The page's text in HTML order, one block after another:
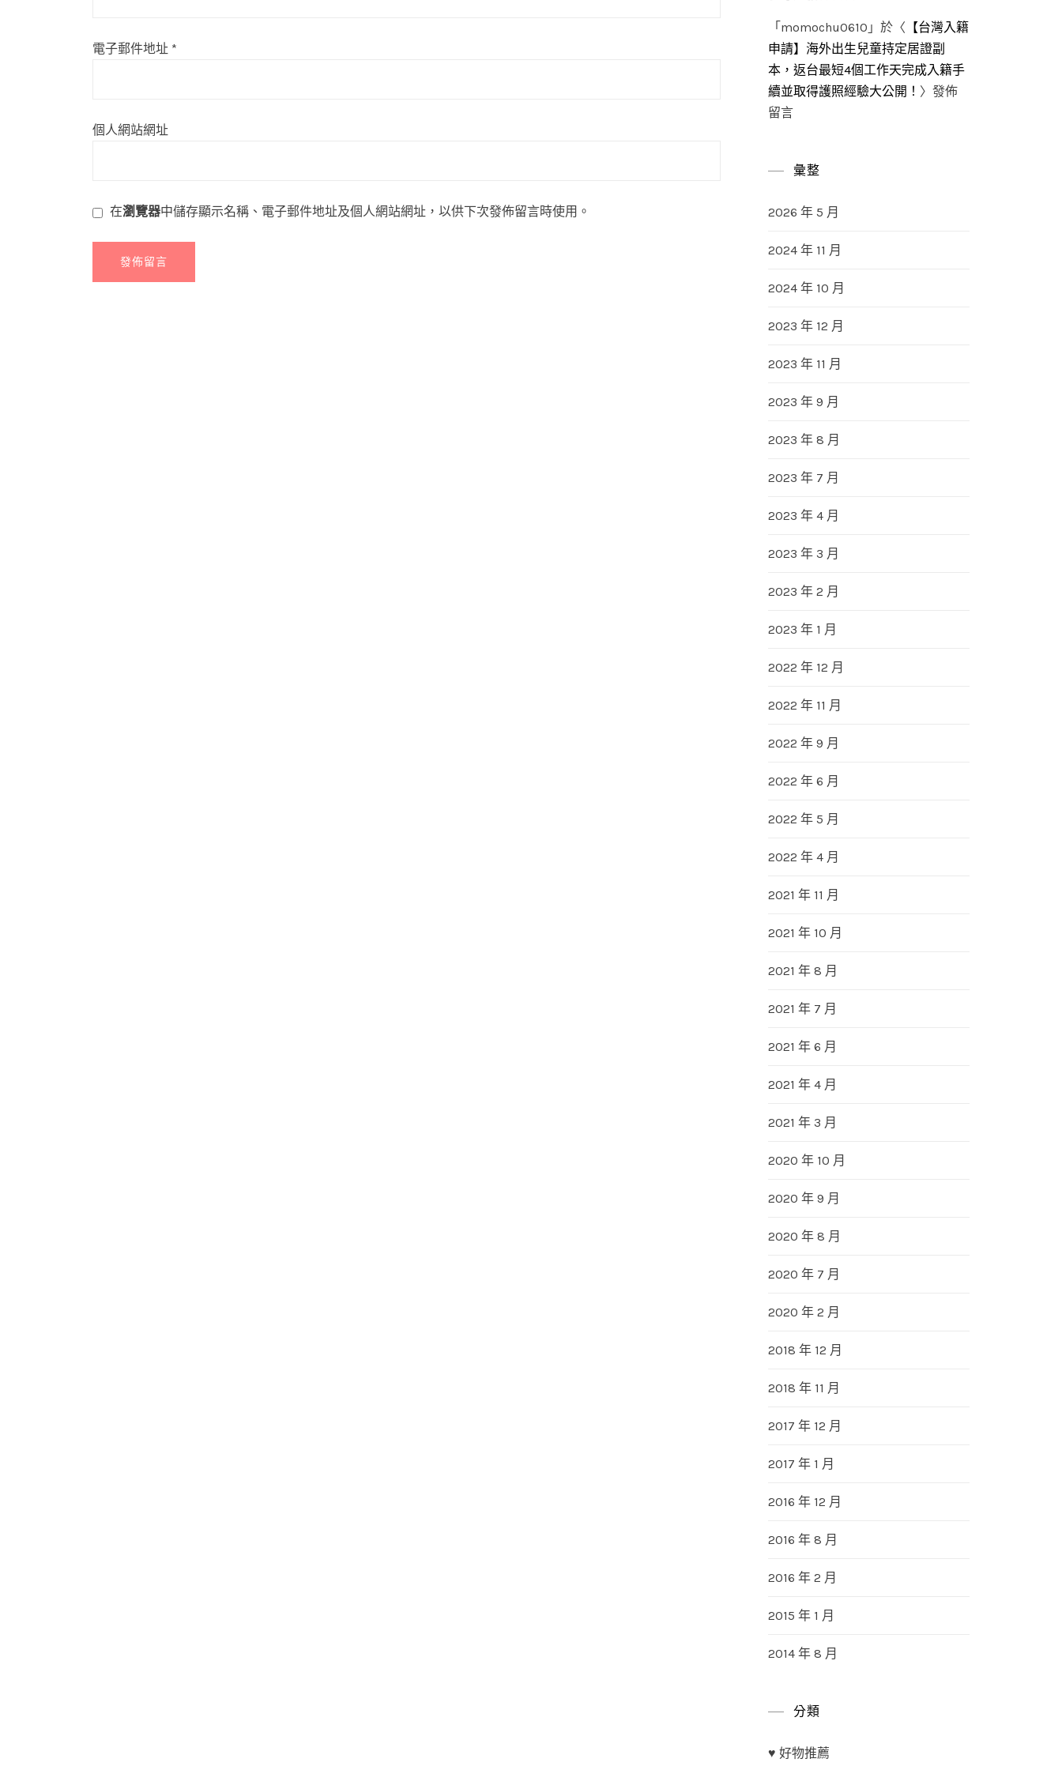
電子郵件地址 *
個人網站網址
在瀏覽器中儲存顯示名稱、電子郵件地址及個人網站網址，以供下次發佈留言時使用。
「 momochu0610 」於〈 【台灣入籍
申請】海外出生兒童持定居證副
本，返台最短4個工作天完成入籍手
續並取得護照經驗大公開！ 〉發佈
留言
彙整
2026 年 5 月
2024 年 11 月
2024 年 10 月
2023 年 12 月
2023 年 11 月
2023 年 9 月
2023 年 8 月
2023 年 7 月
2023 年 4 月
2023 年 3 月
2023 年 2 月
2023 年 1 月
2022 年 12 月
2022 年 11 月
2022 年 9 月
2022 年 6 月
2022 年 5 月
2022 年 4 月
2021 年 11 月
2021 年 10 月
2021 年 8 月
2021 年 7 月
2021 年 6 月
2021 年 4 月
2021 年 3 月
2020 年 10 月
2020 年 9 月
2020 年 8 月
2020 年 7 月
2020 年 2 月
2018 年 12 月
2018 年 11 月
2017 年 12 月
2017 年 1 月
2016 年 12 月
2016 年 8 月
2016 年 2 月
2015 年 1 月
2014 年 8 月
分類
♥ 好物推薦